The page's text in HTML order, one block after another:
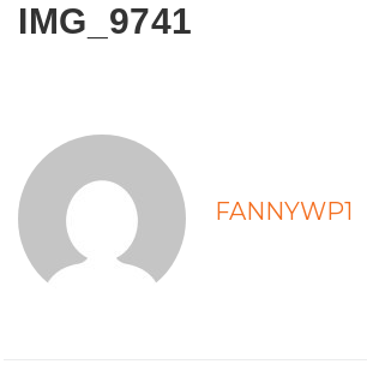
IMG_9741
FANNYWP1